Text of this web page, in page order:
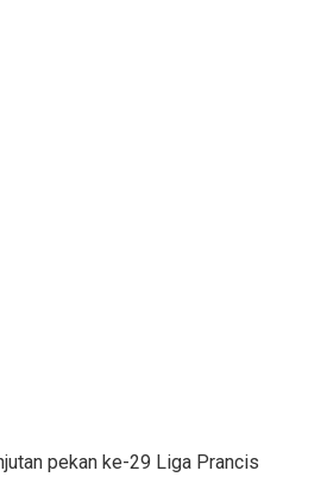
pekan ke-29 Liga Prancis